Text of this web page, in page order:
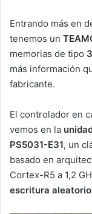
Entrando más en
tenemos un
memorias de tipo
más información
fabricante.
El controlador en
vemos en la
PS5031-E31, un
basado en
Cortex-R5 a 1,2
escritura